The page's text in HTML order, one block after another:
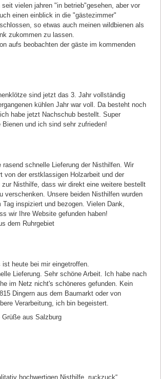
vielen jahren "in betrieb"gesehen, aber vor
einen einblick in die "gästezimmer"
so etwas auch meinen wildbienen als
zukommen zu lassen.
aufs beobachten der gäste im kommenden
sind jetzt das 3. Jahr vollständig
kühlen Jahr war voll. Da besteht noch
habe jetzt Nachschub bestellt. Super
und ich sind sehr zufrieden!
rasend schnelle Lieferung der Nisthilfen. Wir
von der erstklassigen Holzarbeit und der
zur Nisthilfe, dass wir direkt eine weitere bestellt
verschenken. Unsere beiden Nisthilfen wurden
Tag inspiziert und bezogen. Vielen Dank,
wir Ihre Website gefunden haben!
dem Ruhrgebiet
ist heute bei mir eingetroffen.
Lieferung. Sehr schöne Arbeit. Ich habe nach
im Netz nicht's schöneres gefunden. Kein
Dingern aus dem Baumarkt oder von
Verarbeitung, ich bin begeistert.
Grüße aus Salzburg
hochwertigen Nisthilfe „ruckzuck“